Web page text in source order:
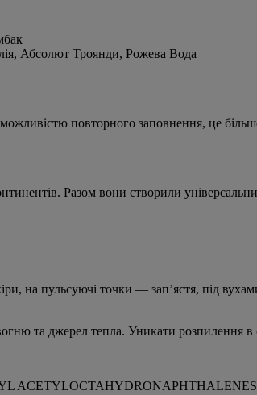
Абсолют Троянди, Рожева Вода
повторного заповнення, це
Разом вони створили
на пульсуючі точки — зап’ястя, під
та джерел тепла. Уникати розпилення в